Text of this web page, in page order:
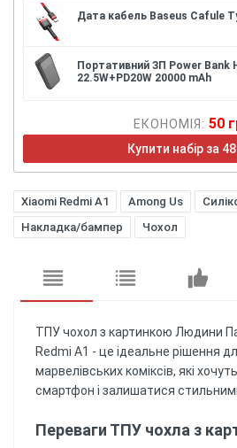
Дата кабель Baseus Cafule
Портативний ЗП Power Bank
22.5W+PD20W 20000 mAh
ЕКОНОМІЯ: 50
Купити набір за
Xiaomi Redmi A1 Among Us
Накладка/бампер
Чохол
ТПУ чохол з картинкою Людини
Redmi A1 - це ідеальне рішення
марвелівських коміксів, які
смартфон і залишатися
Переваги ТПУ чохла з